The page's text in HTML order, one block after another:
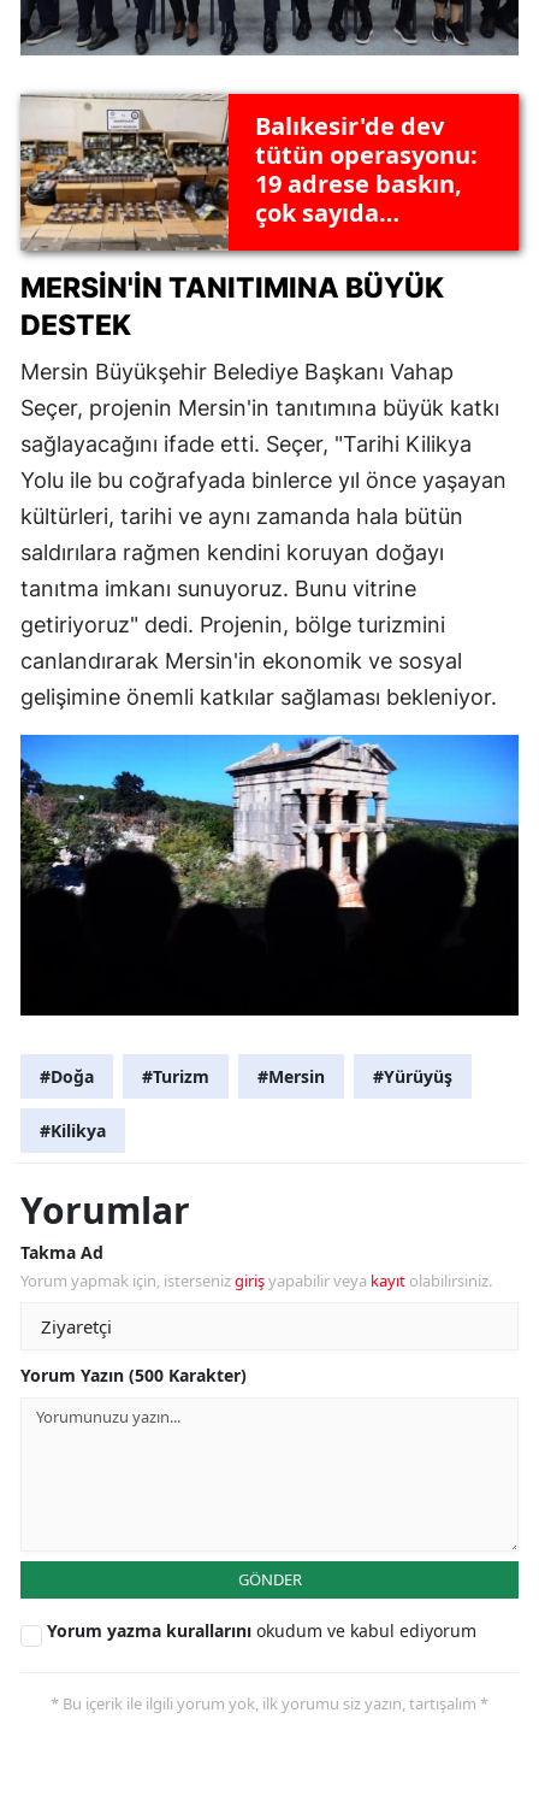
Balıkesir'de dev
tütün operasyonu:
19 adrese baskın,
çok sayıda
ele geçirildi
MERSIN'IN TANITIMINA BÜYÜK
DESTEK
Mersin Büyükşehir Belediye Başkanı Vahap
Seçer, projenin Mersin'in tanıtımına büyük katkı
sağlayacağını ifade etti. Seçer, "Tarihi Kilikya
Yolu ile bu coğrafyada binlerce yıl önce yaşayan
kültürleri, tarihi ve aynı zamanda hala bütün
saldırılara rağmen kendini koruyan doğayı
tanıtma imkanı sunuyoruz. Bunu vitrine
getiriyoruz" dedi. Projenin, bölge turizmini
canlandırarak Mersin'in ekonomik ve sosyal
gelişimine önemli katkılar sağlaması bekleniyor.
#Doğa #Turizm #Mersin #Yürüyüş
#Kilikya
Yorumlar
Takma Ad
Yorum yapmak için, istersenizgirişyapabilir veya kayıt olabilirsiniz.
Yorum Yazın (500 Karakter)
GÖNDER
Yorum yazma kurallarını okudum ve kabul ediyorum
* Bu içerik ile ilgili yorum yok, ilk yorumu siz yazın, tartışalım *